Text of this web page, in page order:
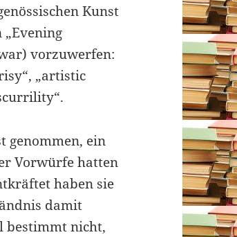
Kunst
vorzuwerfen:
„artistic
genommen, ein
Vorwürfe hatten
haben sie
damit
bestimmt nicht,